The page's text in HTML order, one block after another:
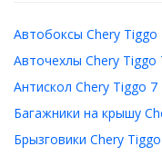
Автобоксы Chery Tiggo
Авточехлы Chery Tiggo
Антискол Chery Tiggo 7
Багажники на крышу
Брызговики Chery